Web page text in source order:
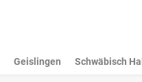
Geislingen Schwäbisch Hall